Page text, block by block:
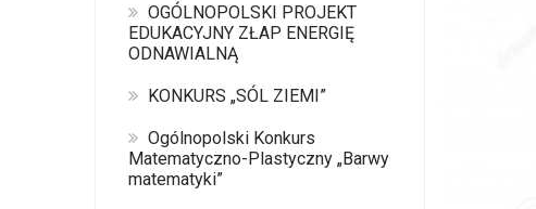
OGÓLNOPOLSKI PROJEKT
EDUKACYJNY ZŁAP ENERGIĘ
ODNAWIALNĄ
KONKURS „SÓL ZIEMI”
Ogólnopolski Konkurs
Matematyczno-Plastyczny „Barwy
matematyki”